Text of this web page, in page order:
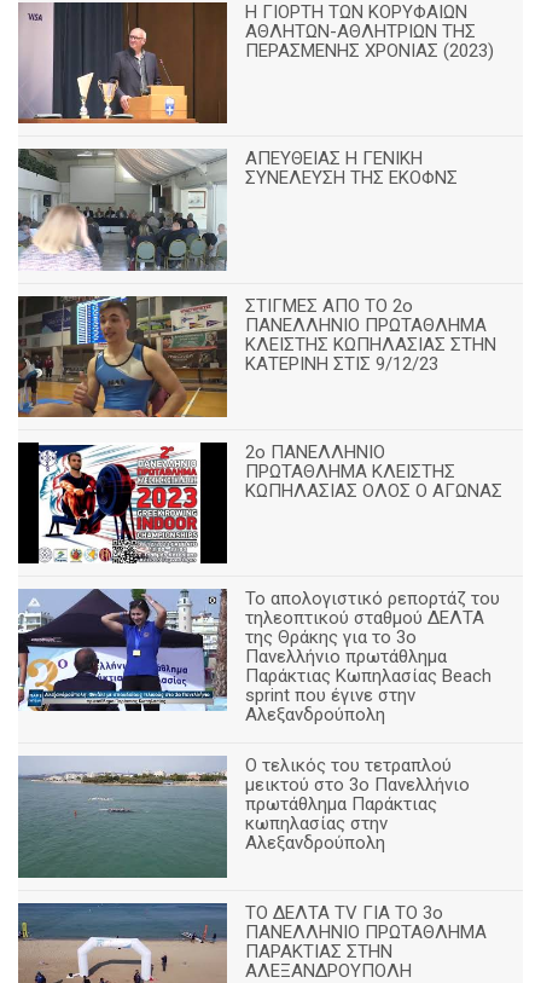
Η ΓΙΟΡΤΗ ΤΩΝ ΚΟΡΥΦΑΙΩΝ
ΑΘΛΗΤΩΝ-ΑΘΛΗΤΡΙΩΝ ΤΗΣ
ΠΕΡΑΣΜΕΝΗΣ ΧΡΟΝΙΑΣ (2023)
ΑΠΕΥΘΕΙΑΣ Η ΓΕΝΙΚΗ
ΣΥΝΕΛΕΥΣΗ ΤΗΣ ΕΚΟΦΝΣ
ΣΤΙΓΜΕΣ ΑΠΟ ΤΟ 2ο
ΠΑΝΕΛΛΗΝΙΟ ΠΡΩΤΑΘΛΗΜΑ
ΚΛΕΙΣΤΗΣ ΚΩΠΗΛΑΣΙΑΣ ΣΤΗΝ
ΚΑΤΕΡΙΝΗ ΣΤΙΣ 9/12/23
2ο ΠΑΝΕΛΛΗΝΙΟ
ΠΡΩΤΑΘΛΗΜΑ ΚΛΕΙΣΤΗΣ
ΚΩΠΗΛΑΣΙΑΣ ΟΛΟΣ Ο ΑΓΩΝΑΣ
Το απολογιστικό ρεπορτάζ του
τηλεοπτικού σταθμού ΔΕΛΤΑ
της Θράκης για το 3ο
Πανελλήνιο πρωτάθλημα
Παράκτιας Κωπηλασίας Beach
sprint που έγινε στην
Αλεξανδρούπολη
Ο τελικός του τετραπλού
μεικτού στο 3ο Πανελλήνιο
πρωτάθλημα Παράκτιας
κωπηλασίας στην
Αλεξανδρούπολη
ΤΟ ΔΕΛΤΑ ΤV ΓΙΑ ΤΟ 3ο
ΠΑΝΕΛΛΗΝΙΟ ΠΡΩΤΑΘΛΗΜΑ
ΠΑΡΑΚΤΙΑΣ ΣΤΗΝ
ΑΛΕΞΑΝΔΡΟΥΠΟΛΗ